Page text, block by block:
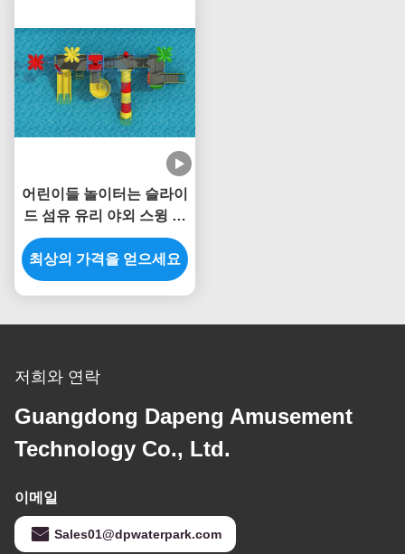
어린이들 놀이터는 슬라이
드 섬유 유리 야외 스윙 세
트 워터 슬라이드를 흔듭
니다
최상의 가격을 얻으세요
저희와 연락
Guangdong Dapeng Amusement
Technology Co., Ltd.
이메일
Sales01@dpwaterpark.com